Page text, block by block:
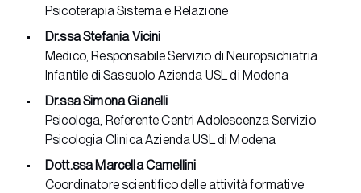
Psicoterapia Sistema e Relazione
Dr.ssa Stefania Vicini
Medico, Responsabile Servizio di Neuropsichiatria
Infantile di Sassuolo Azienda USL di Modena
Dr.ssa Simona Gianelli
Psicologa, Referente Centri Adolescenza Servizio
Psicologia Clinica Azienda USL di Modena
Dott.ssa Marcella Camellini
Coordinatore scientifico delle attività formative